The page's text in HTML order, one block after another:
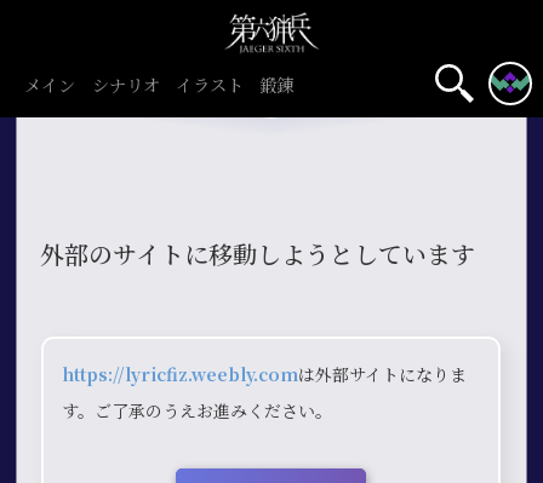
メイン シナリオ イラスト 鍛錬
外部のサイトに移動しようとしています
https://lyricfiz.weebly.comは外部サイトになりま
す。ご了承のうえお進みください。